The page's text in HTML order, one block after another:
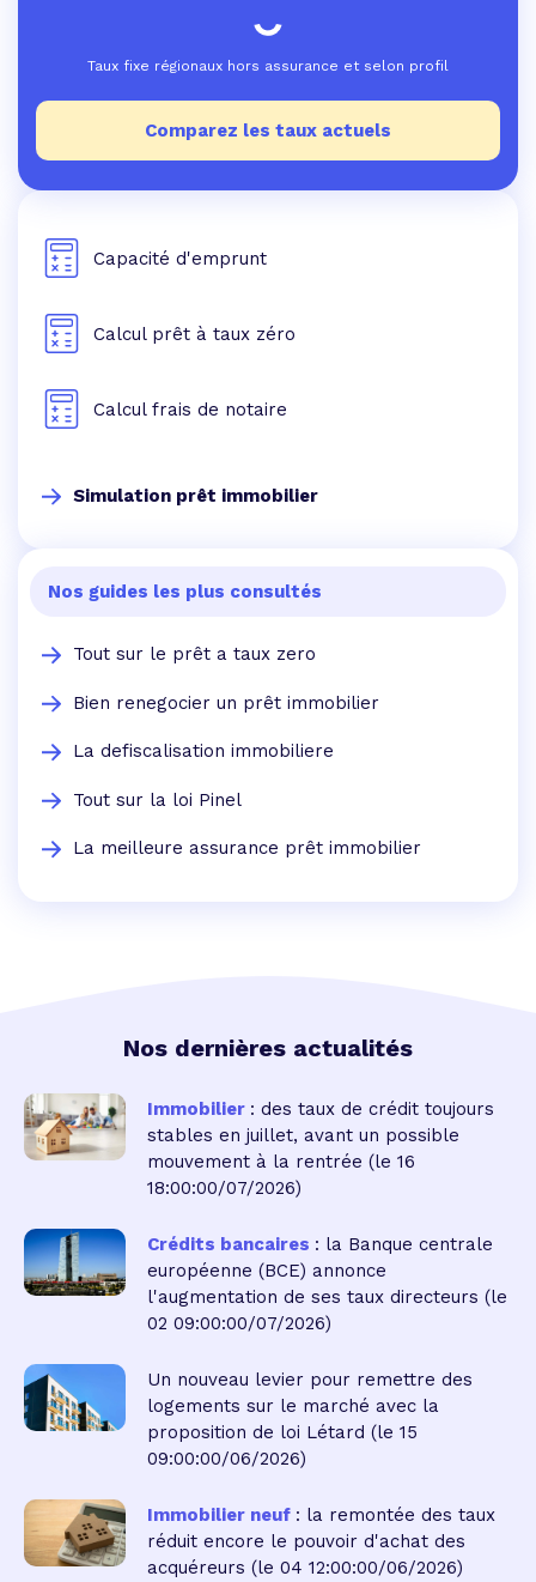
Taux fixe régionaux hors assurance et selon profil
Comparez les taux actuels
Capacité d'emprunt
Calcul prêt à taux zéro
Calcul frais de notaire
Simulation prêt immobilier
Nos guides les plus consultés
Tout sur le prêt a taux zero
Bien renegocier un prêt immobilier
La defiscalisation immobiliere
Tout sur la loi Pinel
La meilleure assurance prêt immobilier
Nos dernières actualités
Immobilier : des taux de crédit toujours
stables en juillet, avant un possible
mouvement à la rentrée (le 16
18:00:00/07/2026)
Crédits bancaires : la Banque centrale
européenne (BCE) annonce
l'augmentation de ses taux directeurs (le
02 09:00:00/07/2026)
Un nouveau levier pour remettre des
logements sur le marché avec la
proposition de loi Létard (le 15
09:00:00/06/2026)
Immobilier neuf : la remontée des taux
réduit encore le pouvoir d'achat des
acquéreurs (le 04 12:00:00/06/2026)